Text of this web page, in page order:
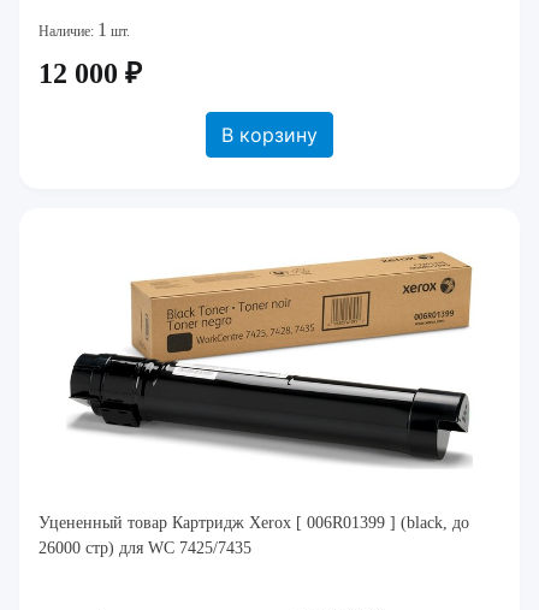
Наличие: 1 шт.
12 000 ₽
В корзину
Уцененный товар Картридж Xerox [ 006R01399 ] (black, до
26000 стр) для WC 7425/7435